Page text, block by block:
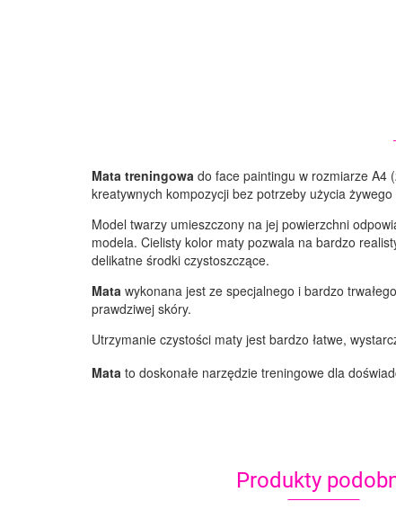
Mata treningowa do face paintingu w rozmiarze A4
kreatywnych kompozycji bez potrzeby użycia żywego
Model twarzy umieszczony na jej powierzchni
modela. Cielisty kolor maty pozwala na bardzo
delikatne środki czystoszczące.
Mata wykonana jest ze specjalnego i bardzo
prawdziwej skóry.
Utrzymanie czystości maty jest bardzo łatwe,
Mata to doskonałe narzędzie treningowe dla
Produkty